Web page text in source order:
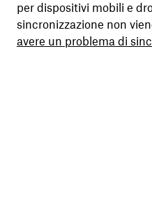
per dispositivi mobili e
sincronizzazione non
avere un problema di